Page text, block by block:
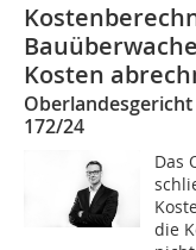
Kosten
Oberlandesgericht
172/24
Das
die